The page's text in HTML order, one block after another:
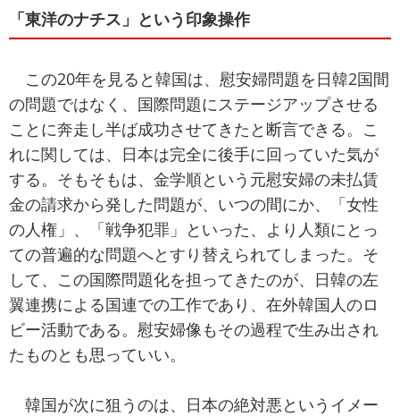
「東洋のナチス」という印象操作
この20年を見ると韓国は、慰安婦問題を日韓2国間
の問題ではなく、国際問題にステージアップさせる
ことに奔走し半ば成功させてきたと断言できる。こ
れに関しては、日本は完全に後手に回っていた気が
する。そもそもは、金学順という元慰安婦の未払賃
金の請求から発した問題が、いつの間にか、「女性
の人権」、「戦争犯罪」といった、より人類にとっ
ての普遍的な問題へとすり替えられてしまった。そ
して、この国際問題化を担ってきたのが、日韓の左
翼連携による国連での工作であり、在外韓国人のロ
ビー活動である。慰安婦像もその過程で生み出され
たものとも思っていい。
韓国が次に狙うのは、日本の絶対悪というイメー